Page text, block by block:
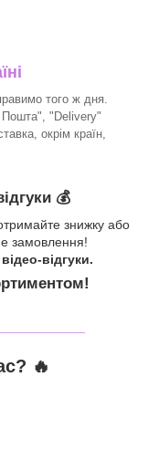
того ж дня.
Пошта", "Delivery"
окрім країн,
💰
знижку або
замовлення!
відгуки.
🔥